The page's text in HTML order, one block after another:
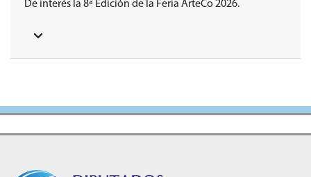
De interés la 8ª Edición de la Feria ArteCo 2026.